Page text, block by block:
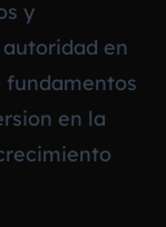
y
en
fundamentos
en la